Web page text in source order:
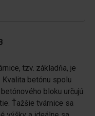
tzv. základňa, je
betónu spolu
bloku určujú
Ťažšie tvárnice sa